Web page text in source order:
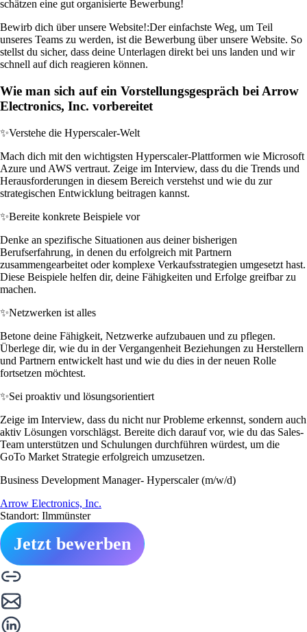
schätzen eine gut organisierte Bewerbung!
Bewirb dich über unsere Website!:Der einfachste Weg, um Teil
unseres Teams zu werden, ist die Bewerbung über unsere Website. So
stellst du sicher, dass deine Unterlagen direkt bei uns landen und wir
schnell auf dich reagieren können.
Wie man sich auf ein Vorstellungsgespräch bei Arrow
Electronics, Inc. vorbereitet
✨Verstehe die Hyperscaler-Welt
Mach dich mit den wichtigsten Hyperscaler-Plattformen wie Microsoft
Azure und AWS vertraut. Zeige im Interview, dass du die Trends und
Herausforderungen in diesem Bereich verstehst und wie du zur
strategischen Entwicklung beitragen kannst.
✨Bereite konkrete Beispiele vor
Denke an spezifische Situationen aus deiner bisherigen
Berufserfahrung, in denen du erfolgreich mit Partnern
zusammengearbeitet oder komplexe Verkaufsstrategien umgesetzt hast.
Diese Beispiele helfen dir, deine Fähigkeiten und Erfolge greifbar zu
machen.
✨Netzwerken ist alles
Betone deine Fähigkeit, Netzwerke aufzubauen und zu pflegen.
Überlege dir, wie du in der Vergangenheit Beziehungen zu Herstellern
und Partnern entwickelt hast und wie du dies in der neuen Rolle
fortsetzen möchtest.
✨Sei proaktiv und lösungsorientiert
Zeige im Interview, dass du nicht nur Probleme erkennst, sondern auch
aktiv Lösungen vorschlägst. Bereite dich darauf vor, wie du das Sales-
Team unterstützen und Schulungen durchführen würdest, um die
GoTo Market Strategie erfolgreich umzusetzen.
Business Development Manager- Hyperscaler (m/w/d)
Arrow Electronics, Inc.
Standort: Ilmmünster
Jetzt bewerben